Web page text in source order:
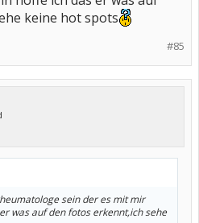
keine hot spots
#85
sein der es mit mir
was auf den fotos erkennt,ich sehe